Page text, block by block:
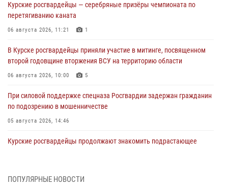
Курские росгвардейцы — серебряные призёры чемпионата по
перетягиванию каната
06 августа 2026, 11:21 1
В Курске росгвардейцы приняли участие в митинге, посвященном
второй годовщине вторжения ВСУ на территорию области
06 августа 2026, 10:00 5
При силовой поддержке спецназа Росгвардии задержан гражданин
по подозрению в мошенничестве
05 августа 2026, 14:46
Курские росгвардейцы продолжают знакомить подрастающее
ПОПУЛЯРНЫЕ НОВОСТИ